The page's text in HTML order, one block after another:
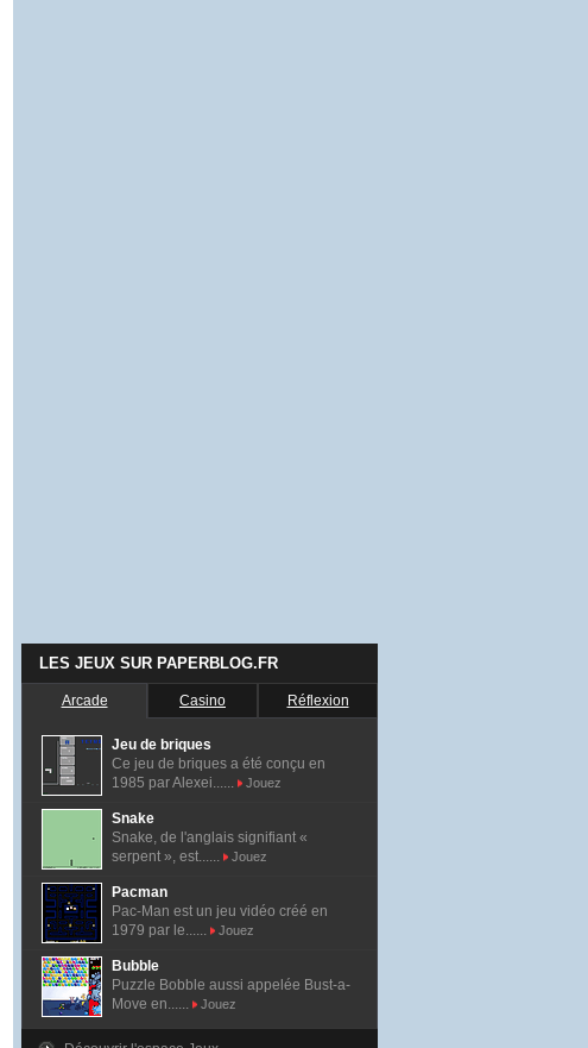
LES JEUX SUR PAPERBLOG.FR
Arcade Casino Réflexion
Jeu de briques
Ce jeu de briques a été conçu en
1985 par Alexei......
Jouez
Snake
Snake, de l'anglais signifiant «
serpent », est......
Jouez
Pacman
Pac-Man est un jeu vidéo créé en
1979 par le......
Jouez
Bubble
Puzzle Bobble aussi appelée Bust-a-
Move en......
Jouez